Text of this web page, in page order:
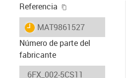
Referencia
igus-icon-lieferzeit
MAT9861527
Número de parte del
fabricante